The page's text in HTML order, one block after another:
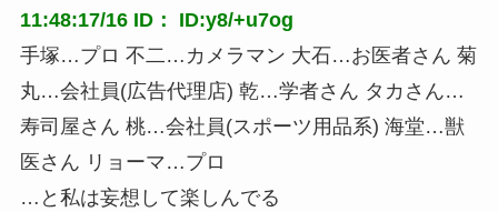
11:48:17/16 ID： ID:y8/+u7og
手塚…プロ 不二…カメラマン 大石…お医者さん 菊
丸…会社員(広告代理店) 乾…学者さん タカさん…
寿司屋さん 桃…会社員(スポーツ用品系) 海堂…獣
医さん リョーマ…プロ
…と私は妄想して楽しんでる